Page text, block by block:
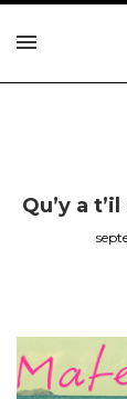
Qu’y a